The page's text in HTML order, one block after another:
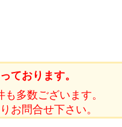
ております。
多数ございます。
お問合せ下さい。